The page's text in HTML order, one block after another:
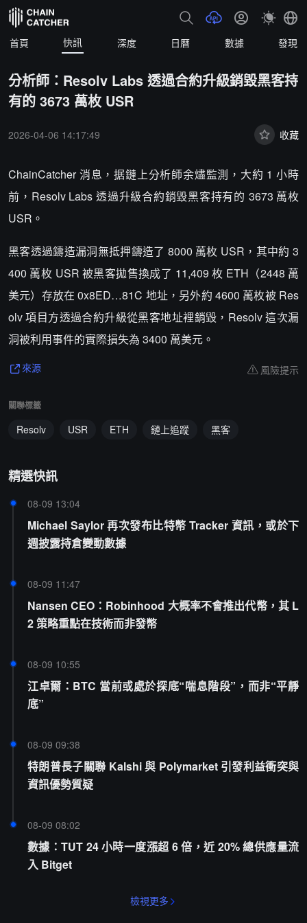
首頁 快訊 深度 日曆 數據 發現
分析師：Resolv Labs 透過合約升級銷毀黑客持
有的 3673 萬枚 USR
2026-04-06 14:17:49 收藏
ChainCatcher 消息，据鏈上分析師余燼監測，大約 1 小時
前，Resolv Labs 透過升級合約銷毀黑客持有的 3673 萬枚
USR。
黑客透過鑄造漏洞無抵押鑄造了 8000 萬枚 USR，其中約 3
400 萬枚 USR 被黑客拋售換成了 11,409 枚 ETH（2448 萬
美元）存放在 0x8ED…81C 地址，另外約 4600 萬枚被 Res
olv 項目方透過合約升級從黑客地址裡銷毀，Resolv 這次漏
洞被利用事件的實際損失為 3400 萬美元。
來源 風險提示
關聯標籤
Resolv USR ETH 鏈上追蹤 黑客
精選快訊
08-09 13:04
Michael Saylor 再次發布比特幣 Tracker 資訊，或於下
週披露持倉變動數據
08-09 11:47
Nansen CEO：Robinhood 大概率不會推出代幣，其 L
2 策略重點在技術而非發幣
08-09 10:55
江卓爾：BTC 當前或處於探底“喘息階段”，而非“平靜
底”
08-09 09:38
特朗普長子關聯 Kalshi 與 Polymarket 引發利益衝突與
資訊優勢質疑
08-09 08:02
數據：TUT 24 小時一度漲超 6 倍，近 20% 總供應量流
入 Bitget
檢視更多